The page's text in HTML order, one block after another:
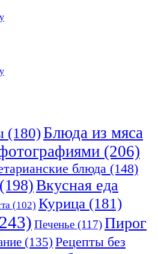
(180)Блюда из мяса
(206)
блюда (148)
(198)Вкусная еда
(102) Курица (181)
Печенье (117)Пирог
(135) Рецепты без